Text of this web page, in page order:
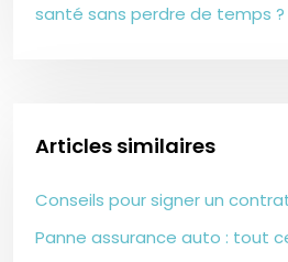
santé sans perdre de temps ?
Articles similaires
Conseils pour signer un
Panne assurance auto : tout